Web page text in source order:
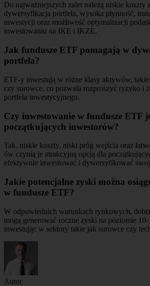
Do najważniejszych zalet należą niskie koszty
dywersyfikacja portfela, wysoka płynność,
inwestycji oraz możliwość optymalizacji
inwestowaniu na IKE i IKZE.
Jak fundusze ETF pomagają w
portfela?
ETF-y inwestują w różne klasy aktywów,
czy surowce, co pozwala rozproszyć ryzyko i
portfela inwestycyjnego.
Czy inwestowanie w fundusze ETF
początkujących inwestorów?
Tak, niskie koszty, niski próg wejścia oraz
ów czynią je atrakcyjną opcją dla
efektywnie inwestować i dywersyfikować
Jakie potencjalne zyski można
w fundusze ETF?
W odpowiednich warunkach rynkowych,
mogą generować roczne zyski na poziomie
inwestując w sektory takie jak surowce czy
Autor